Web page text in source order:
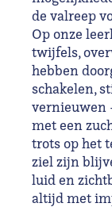
de valreep
Op onze
twijfels,
hebben
schakelen,
vernieuwen
met een
trots op het
ziel zijn
luid en
altijd met